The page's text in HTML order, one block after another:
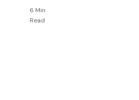
6 Min
Read